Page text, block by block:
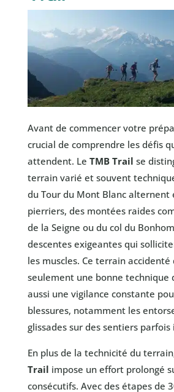
Avant de commencer votre
crucial de comprendre les défis
attendent. Le TMB Trail se
terrain varié et souvent
du Tour du Mont Blanc alternent
pierriers, des montées raides
de la Seigne ou du col du
descentes exigeantes qui
les muscles. Ce terrain
seulement une bonne technique
aussi une vigilance constante
blessures, notamment les
glissades sur des sentiers parfois
En plus de la technicité du
Trail impose un effort prolongé
consécutifs. Avec des étapes de